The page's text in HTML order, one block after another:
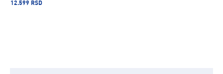
12.599 RSD